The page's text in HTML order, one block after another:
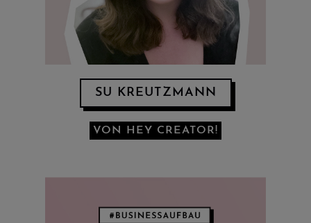
SU KREUTZMANN
VON HEY CREATOR!